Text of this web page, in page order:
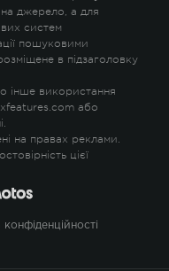
джерело, а для
систем
пошуковими
в підзаголовку
інше використання
або
на правах реклами.
цієї
конфіденційності